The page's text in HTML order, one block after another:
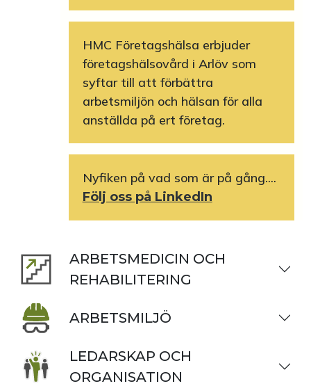
HMC Företagshälsa erbjuder
företagshälsovård i Arlöv som
syftar till att förbättra
arbetsmiljön och hälsan för alla
anställda på ert företag.
Nyfiken på vad som är på gång....
Följ oss på LinkedIn
ARBETSMEDICIN OCH
REHABILITERING
ARBETSMILJÖ
LEDARSKAP OCH
ORGANISATION